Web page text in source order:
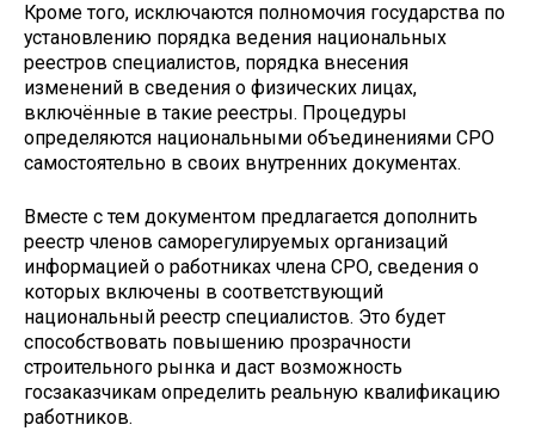
Кроме того, исключаются полномочия государства по
установлению порядка ведения национальных
реестров специалистов, порядка внесения
изменений в сведения о физических лицах,
включённые в такие реестры. Процедуры
определяются национальными объединениями СРО
самостоятельно в своих внутренних документах.
Вместе с тем документом предлагается дополнить
реестр членов саморегулируемых организаций
информацией о работниках члена СРО, сведения о
которых включены в соответствующий
национальный реестр специалистов. Это будет
способствовать повышению прозрачности
строительного рынка и даст возможность
госзаказчикам определить реальную квалификацию
работников.